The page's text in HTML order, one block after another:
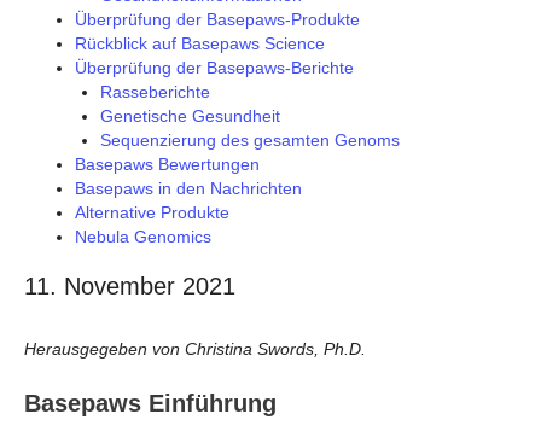
Überprüfung der Basepaws-Produkte
Rückblick auf Basepaws Science
Überprüfung der Basepaws-Berichte
Rasseberichte
Genetische Gesundheit
Sequenzierung des gesamten Genoms
Basepaws Bewertungen
Basepaws in den Nachrichten
Alternative Produkte
Nebula Genomics
11. November 2021
Herausgegeben von Christina Swords, Ph.D.
Basepaws Einführung